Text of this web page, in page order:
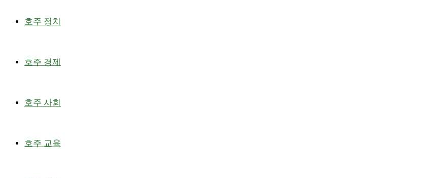
호주 정치
호주 경제
호주 사회
호주 교육